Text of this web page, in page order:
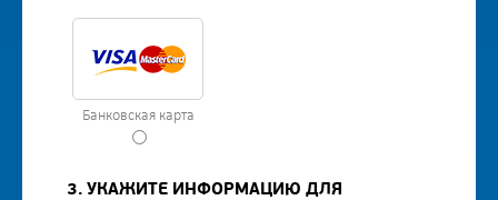
Банковская карта
3. УКАЖИТЕ ИНФОРМАЦИЮ ДЛЯ